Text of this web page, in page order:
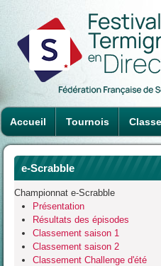
Accueil Tournois
e-Scrabble
Championnat e-Scrabble
Présentation
Résultats des épisodes
Classement saison 1
Classement saison 2
Classement Challenge d'été